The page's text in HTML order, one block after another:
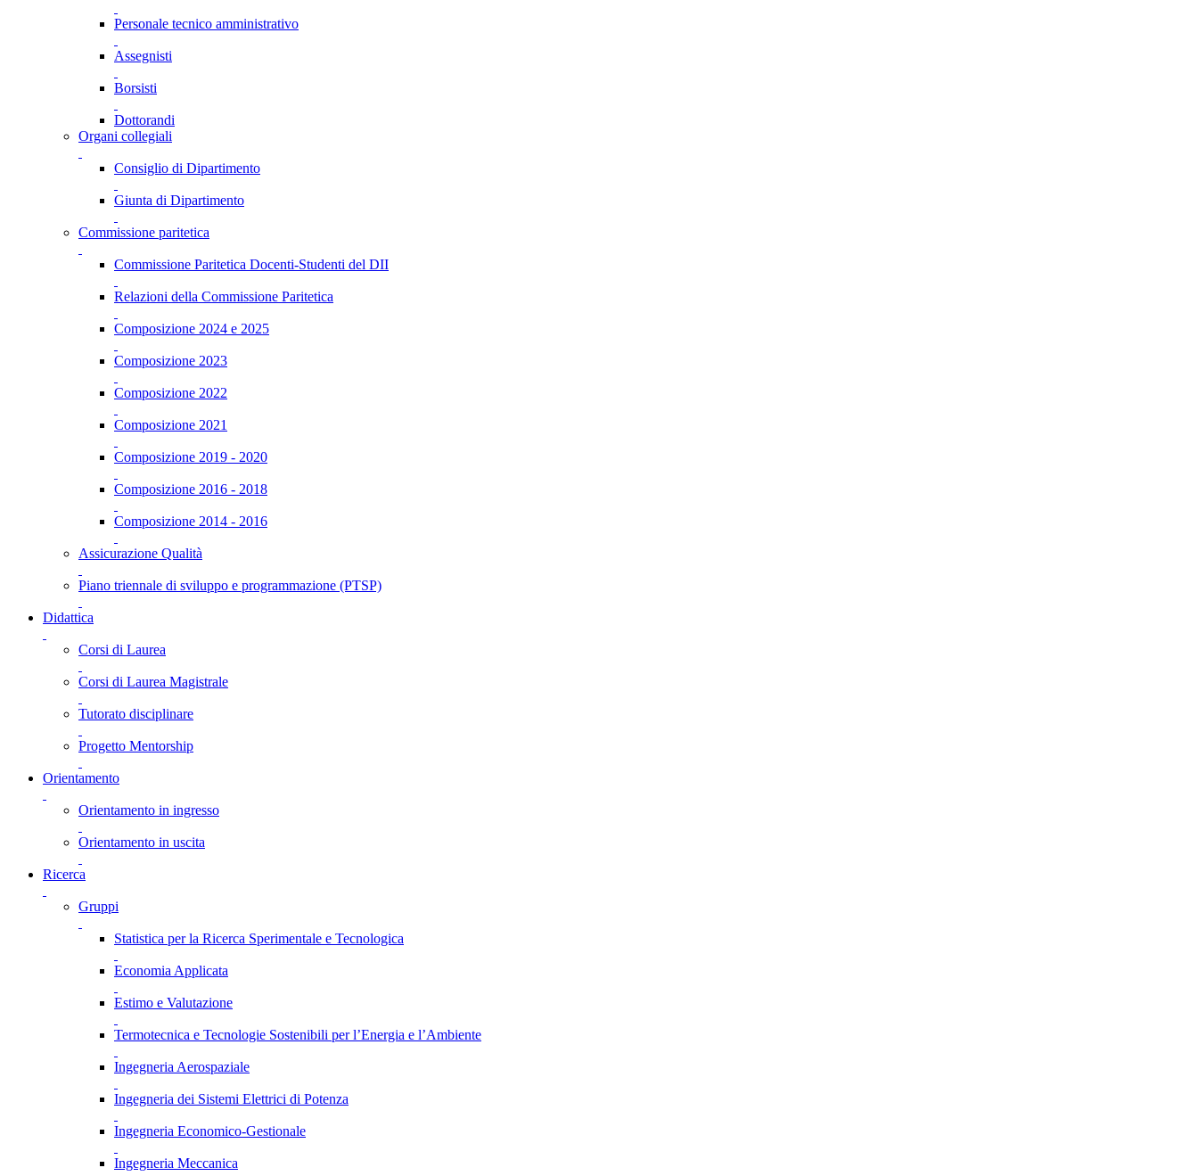
Personale tecnico amministrativo
Assegnisti
Borsisti
Dottorandi
Organi collegiali
Consiglio di Dipartimento
Giunta di Dipartimento
Commissione paritetica
Commissione Paritetica Docenti-Studenti del DII
Relazioni della Commissione Paritetica
Composizione 2024 e 2025
Composizione 2023
Composizione 2022
Composizione 2021
Composizione 2019 - 2020
Composizione 2016 - 2018
Composizione 2014 - 2016
Assicurazione Qualità
Piano triennale di sviluppo e programmazione (PTSP)
Didattica
Corsi di Laurea
Corsi di Laurea Magistrale
Tutorato disciplinare
Progetto Mentorship
Orientamento
Orientamento in ingresso
Orientamento in uscita
Ricerca
Gruppi
Statistica per la Ricerca Sperimentale e Tecnologica
Economia Applicata
Estimo e Valutazione
Termotecnica e Tecnologie Sostenibili per l’Energia e l’Ambiente
Ingegneria Aerospaziale
Ingegneria dei Sistemi Elettrici di Potenza
Ingegneria Economico-Gestionale
Ingegneria Meccanica